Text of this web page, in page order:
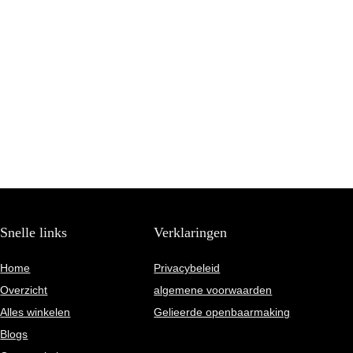
Snelle links
Home
Overzicht
Alles winkelen
Blogs
Verklaringen
Privacybeleid
algemene voorwaarden
Gelieerde openbaarmaking